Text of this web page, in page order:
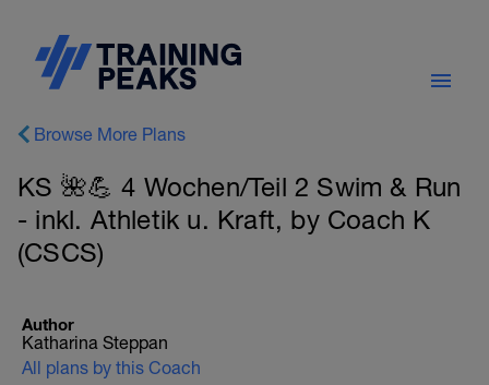
Browse More Plans
KS 🌺💪 4 Wochen/Teil 2 Swim & Run
- inkl. Athletik u. Kraft, by Coach K
(CSCS)
Author
Katharina Steppan
All plans by this Coach